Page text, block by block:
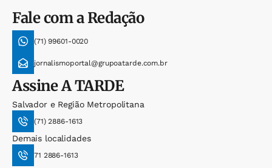
Fale com a Redação
(71) 99601-0020
jornalismoportal@grupoatarde.com.br
AssineA TARDE
Salvador e Região Metropolitana
(71) 2886-1613
Demais localidades
71 2886-1613